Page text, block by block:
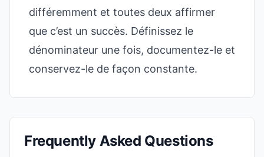
différemment et toutes deux affirmer
que c’est un succès. Définissez le
dénominateur une fois, documentez-le et
conservez-le de façon constante.
Frequently Asked Questions